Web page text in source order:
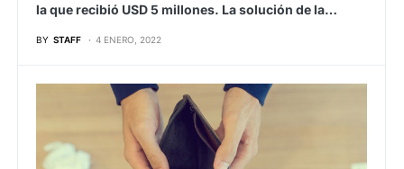
la que recibió USD 5 millones. La solución de la…
BY STAFF 4 ENERO, 2022